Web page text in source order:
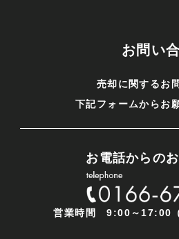
お問い
売却に関するお
下記フォームからお
お電話からの
営業時間 9:00～17:00（